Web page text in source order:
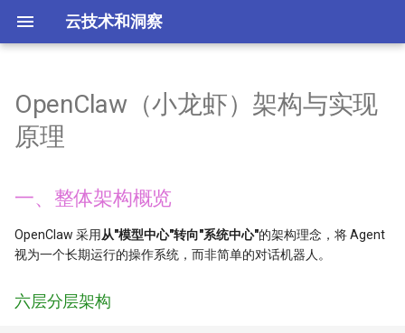
云技术和洞察
云相关厂商导航
AWS Amplify服务总结
AWS Elastic Beanstalk服务
AWS outposts服务及价格总
AWS Interview Questions
What is auto-scaling
Azure blob storage
Azure disk storage
Azure Load balancer 选项
Azure 云存储
ECS实例搭建Windows AD
Firebase产品总结
Huaweicloud cloudservice
content
CodeArts + CCE: From
Tools
华为云koocli
腾讯云概述
腾讯云Demo页汇总
腾讯云计算类服务
腾讯云httpdns
k8s平台工具总结 kubectl 命令的使用
configmap 读取文件
Cert-Manager证书管理
一、整体架构概览
二、核心组件：Gateway 中心
架构
Stable diffusion的安装
架构分析与上云
TikTok系统架构
点直播与CDN
Rappi业务架构
云厂商 全球主要云厂商分析
Juypter与Colab分析工具
SMB
低成本网站方案
安全概述
Fortinet公司及产品
Imperva公司及产品
Palo Alto公司及产品
云迁移概述
常见的 IaC 工具
TikTok和Kwai盈利模式
游戏行业洞察
what系列概述
AWS EDP企业折扣计划
Load Balancer的6个实用用例
什么是mTLS？
故障排除
OpenClaw（小龙虾）架构与实现
原理
一、整体架构概览
OpenClaw 采用从"模型中心"转向"系统中心"的架构理念，将 Agent
视为一个长期运行的操作系统，而非简单的对话机器人。
六层分层架构